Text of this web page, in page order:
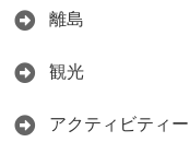
離島
観光
アクティビティー